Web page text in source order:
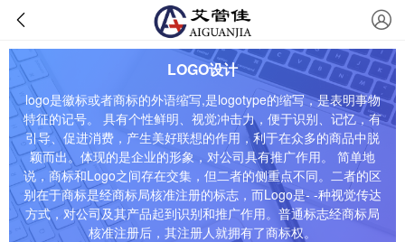
LOGO设计
logo是徽标或者商标的外语缩写,是logotype的缩写，是表明事物
特征的记号。 具有个性鲜明、视觉冲击力，便于识别、记忆，有
引导、促进消费，产生美好联想的作用，利于在众多的商品中脱
颖而出。体现的是企业的形象，对公司具有推广作用。 简单地
说，商标和Logo之间存在交集，但二者的侧重点不同。二者的区
别在于商标是经商标局核准注册的标志，而Logo是- -种视觉传达
方式，对公司及其产品起到识别和推广作用。普通标志经商标局
核准注册后，其注册人就拥有了商标权。